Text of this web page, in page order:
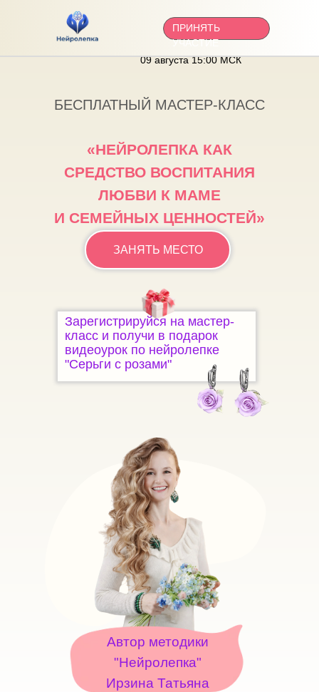
ПРИНЯТЬ
УЧАСТИЕ
БЕСПЛАТНЫЙ МАСТЕР-КЛАСС
Зарегистрируйся на мастер-
класс и получи в подарок
видеоурок по нейролепке
"Серьги с розами"
«НЕЙРОЛЕПКА КАК
СРЕДСТВО ВОСПИТАНИЯ
ЛЮБВИ К МАМЕ
И СЕМЕЙНЫХ ЦЕННОСТЕЙ»
ЗАНЯТЬ МЕСТО
08 августа 12:00 МСК
08 августа 18:00 МСК
09 августа 15:00 МСК
Автор методики
"Нейролепка"
Ирзина Татьяна